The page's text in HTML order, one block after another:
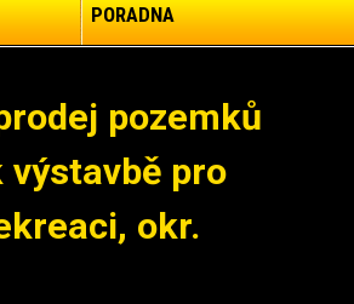
PORADNA
pozemků
pro
okr.